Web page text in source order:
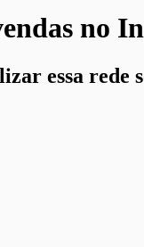
no
essa rede